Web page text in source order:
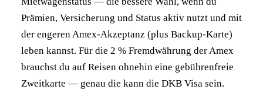
Prämien, Versicherung und Status aktiv nutzt und mit
der engeren Amex-Akzeptanz (plus Backup-Karte)
leben kannst. Für die 2 % Fremdwährung der Amex
brauchst du auf Reisen ohnehin eine gebührenfreie
Zweitkarte — genau die kann die DKB Visa sein.